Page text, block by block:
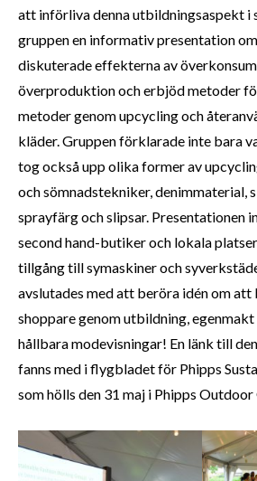
att införliva denna utbildningsaspekt i
gruppen en informativ presentation
diskuterade effekterna av
överproduktion och erbjöd metoder
metoder genom upcycling och
kläder. Gruppen förklarade inte bara
tog också upp olika former av
och sömnadstekniker, denimmaterial,
sprayfärg och slipsar. Presentationen
second hand-butiker och lokala
tillgång till symaskiner och
avslutades med att beröra idén om att
shoppare genom utbildning,
hållbara modevisningar! En länk till
fanns med i flygbladet för Phipps
som hölls den 31 maj i Phipps Outdoor